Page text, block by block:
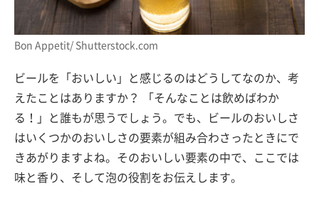
Bon Appetit/ Shutterstock.com
ビールを「おいしい」と感じるのはどうしてなのか、考
えたことはありますか？ 「そんなことは飲めばわか
る！」と誰もが思うでしょう。でも、ビールのおいしさ
はいくつかのおいしさの要素が組み合わさったときにで
きあがりますよね。そのおいしい要素の中で、ここでは
味と香り、そして泡の役割をお伝えします。